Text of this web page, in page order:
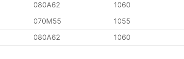
080A62 1060
070M55 1055
080A62 1060